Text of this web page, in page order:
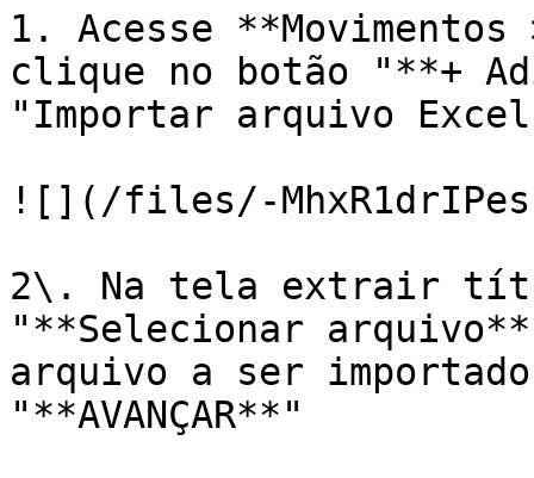
1. Acesse
clique no botão "**+
"Importar arquivo
![](/files/-
2\. Na tela extrair
"**Selecionar
arquivo a ser
"**AVANÇAR**"